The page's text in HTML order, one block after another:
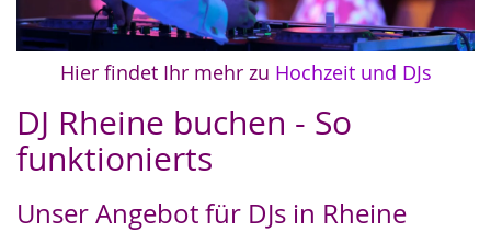
Hier findet Ihr mehr zu Hochzeit und DJs
DJ Rheine buchen - So
funktionierts
Unser Angebot für DJs in Rheine